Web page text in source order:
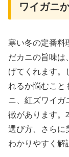
ワイガニ
寒い冬の定番料
だカニの旨味は
げてくれます。
れるか悩むこと
ニ、紅ズワイガ
徴があります。
選び方、さらに
わかりやすく解